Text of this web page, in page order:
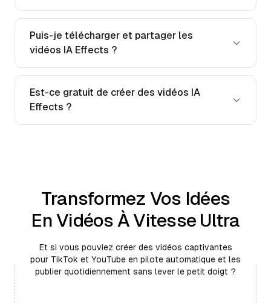
Puis-je télécharger et partager les
vidéos IA Effects ?
Est-ce gratuit de créer des vidéos IA
Effects ?
Transformez Vos Idées
En Vidéos À Vitesse Ultra
Et si vous pouviez créer des vidéos captivantes
pour TikTok et YouTube en pilote automatique et les
publier quotidiennement sans lever le petit doigt ?